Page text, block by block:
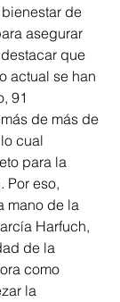
de
asegurar
que
actual se han
91
de más de
cual
para la
Por eso,
mano de la
Harfuch,
de la
como
la